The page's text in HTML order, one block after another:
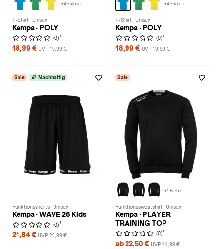
+4 Farben
T-Shirt · Unisex
Kempa · POLY
(0) 1
18,99 € UVP 19,99 €
+4 Farben
T-Shirt · Unisex
Kempa · POLY
(0) 1
18,99 € UVP 19,99 €
Sale Nachhaltig
Funktionsshorts · Unisex
Kempa · WAVE 26 Kids
(0) 1
21,84 € UVP 22,99 €
Sale
+1 Farbe
Funktionssweatshirt · Unisex
Kempa · PLAYER
TRAINING TOP
(0) 1
ab 22,50 € UVP 44,99 €